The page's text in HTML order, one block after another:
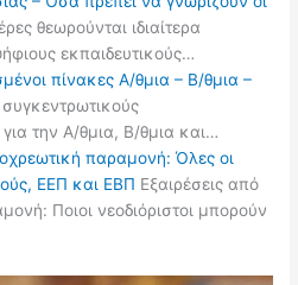
θεωρούνται ιδιαίτερα
εκπαιδευτικούς…
πίνακες Α/θμια – Β/θμια –
την Α/θμια, Β/θμια και…
παραμονή: Όλες οι
ΕΕΠ και ΕΒΠ Εξαιρέσεις από
Ποιοι νεοδιόριστοι μπορούν